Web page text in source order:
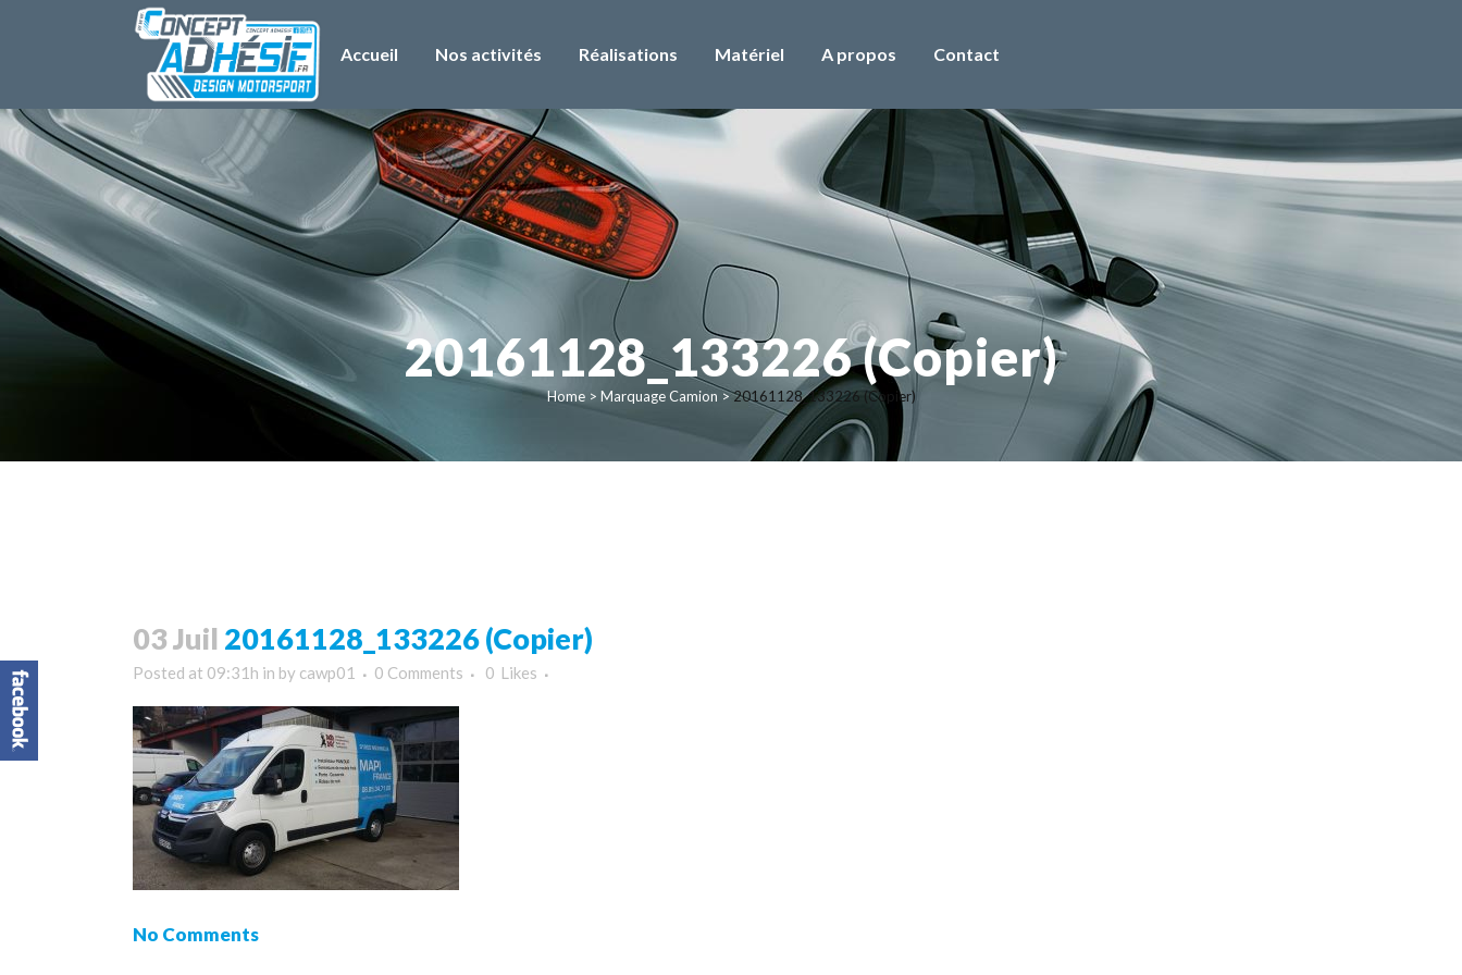
Accueil Nos activités Réalisations Matériel A propos Contact
20161128_133226 (Copier)
Home> Marquage Camion >20161128_133226 (Copier)
03 Juil 20161128_133226 (Copier)
Posted at 09:31h in by cawp01 0 Comments 0 Likes
No Comments